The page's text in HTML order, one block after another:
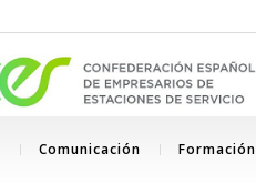
Comunicación Formación